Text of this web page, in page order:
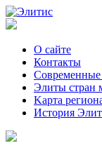
О сайте
Контакты
Современные
Элиты стран
Kартa
История Элит